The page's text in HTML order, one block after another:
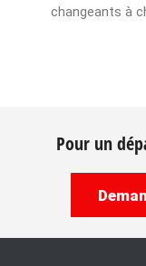
changeants à
Pour un